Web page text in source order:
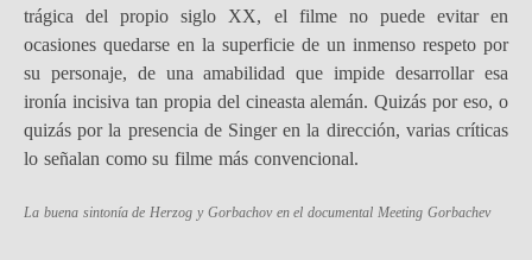
trágica del propio siglo XX, el filme no puede evitar en
ocasiones quedarse en la superficie de un inmenso respeto por
su personaje, de una amabilidad que impide desarrollar esa
ironía incisiva tan propia del cineasta alemán. Quizás por eso, o
quizás por la presencia de Singer en la dirección, varias críticas
lo señalan como su filme más convencional.
La buena sintonía de Herzog y Gorbachov en el documental Meeting Gorbachev